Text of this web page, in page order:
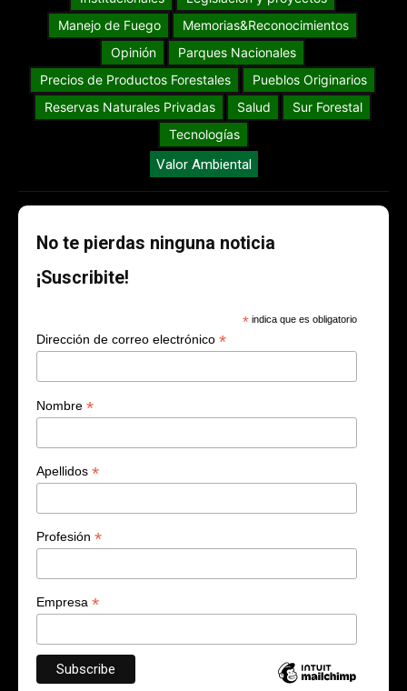
Manejo de Fuego
Memorias&Reconocimientos
Opinión
Parques Nacionales
Precios de Productos Forestales
Pueblos Originarios
Reservas Naturales Privadas
Salud
Sur Forestal
Tecnologías
Valor Ambiental
No te pierdas ninguna noticia
¡Suscribite!
* indica que es obligatorio
Dirección de correo electrónico *
Nombre *
Apellidos *
Profesión *
Empresa *